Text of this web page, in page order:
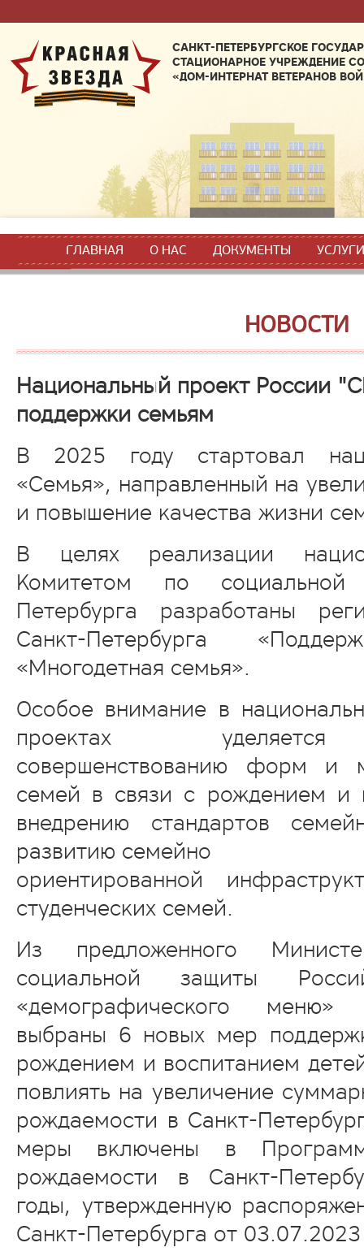
САНКТ-ПЕТЕРБУРГСКОЕ
СТАЦИОНАРНОЕ УЧРЕЖДЕНИЕ
«ДОМ-ИНТЕРНАТ ВЕТЕРАНОВ
ГЛАВНАЯ О НАС ДОКУМЕНТЫ УСЛУГИ
НОВОСТИ
Национальный проект России
поддержки семьям
В 2025 году стартовал
«Семья», направленный на
и повышение качества жизни
В целях реализации
Комитетом по социальной
Петербурга разработаны
Санкт-Петербурга
«Многодетная семья».
Особое внимание в
проектах
совершенствованию форм и
семей в связи с рождением и
внедрению стандартов
развитию семейно
ориентированной
студенческих семей.
Из предложенного
социальной защиты
«демографического меню»
выбраны 6 новых мер
рождением и воспитанием
повлиять на увеличение
рождаемости в Санкт-
меры включены в
рождаемости в Санкт-
годы, утвержденную
Санкт-Петербурга от